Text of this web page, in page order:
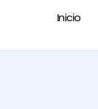
Inicio